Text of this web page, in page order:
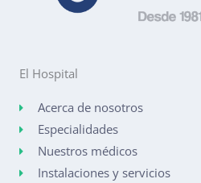
El Hospital
Acerca de nosotros
Especialidades
Nuestros médicos
Instalaciones y servicios